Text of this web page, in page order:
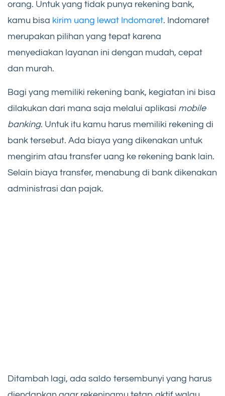
orang. Untuk yang tidak punya rekening bank,
kamu bisa kirim uang lewat Indomaret. Indomaret
merupakan pilihan yang tepat karena
menyediakan layanan ini dengan mudah, cepat
dan murah.
Bagi yang memiliki rekening bank, kegiatan ini bisa
dilakukan dari mana saja melalui aplikasi mobile
banking. Untuk itu kamu harus memiliki rekening di
bank tersebut. Ada biaya yang dikenakan untuk
mengirim atau transfer uang ke rekening bank lain.
Selain biaya transfer, menabung di bank dikenakan
administrasi dan pajak.
Ditambah lagi, ada saldo tersembunyi yang harus